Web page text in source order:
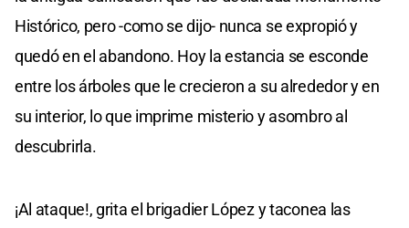
Histórico, pero -como se dijo- nunca se expropió y
quedó en el abandono. Hoy la estancia se esconde
entre los árboles que le crecieron a su alrededor y en
su interior, lo que imprime misterio y asombro al
descubrirla.
¡Al ataque!, grita el brigadier López y taconea las